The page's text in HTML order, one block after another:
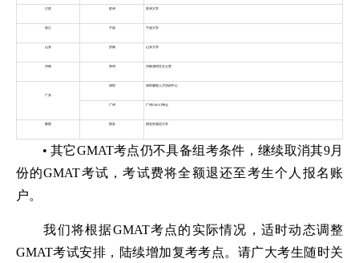
江苏 苏州 苏州大学
浙江 宁波 宁波大学
山东 济南 山东大学
河南 郑州 河南省招生办公室
广东
深圳 深圳赛格人才培训中心
广州 广州GMAT考点
陕西 西安 西安外国语大学
• 其它GMAT考点仍不具备组考条件，继续取消其9月
份的GMAT考试，考试费将全额退还至考生个人报名账
户。
我们将根据GMAT考点的实际情况，适时动态调整
GMAT考试安排，陆续增加复考考点。请广大考生随时关